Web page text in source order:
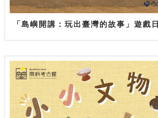
「島嶼開講：玩出臺灣的故事」遊戲日